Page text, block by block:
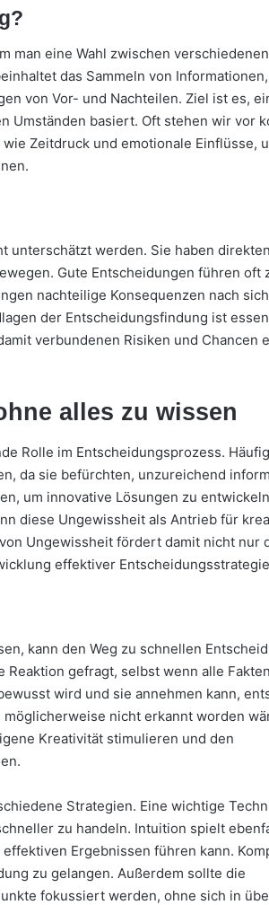
man eine Wahl zwischen verschiedenen
das Sammeln von
von Vor- und Nachteilen. Ziel ist es,
Umständen basiert. Oft stehen wir vor
Zeitdruck und emotionale Einflüsse,
unterschätzt werden. Sie haben
Gute Entscheidungen führen oft
nachteilige Konsequenzen nach
der Entscheidungsfindung ist
verbundenen Risiken und Chancen
alles zu wissen
Rolle im Entscheidungsprozess.
da sie befürchten, unzureichend
um innovative Lösungen zu
diese Ungewissheit als Antrieb für
Ungewissheit fördert damit nicht nur
effektiver
kann den Weg zu schnellen
gefragt, selbst wenn alle
wird und sie annehmen kann,
nicht erkannt worden
Kreativität stimulieren und den
Strategien. Eine wichtige
zu handeln. Intuition spielt
Ergebnissen führen kann.
zu gelangen. Außerdem sollte die
fokussiert werden, ohne sich in